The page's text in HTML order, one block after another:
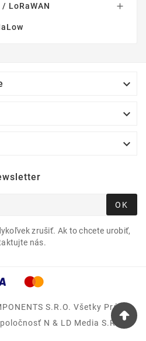
LoRaWAN 



OK
zrušiť. Ak to chcete urobiť,
nás.
S.r.o. Všetky Práva
N & LD Media S.R.O.